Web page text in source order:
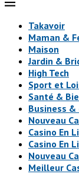
Takavoir
Maman &
Maison
Jardin &
High Tech
Sport et
Santé &
Business &
Nouveau
Casino En
Casino En
Nouveau
Meilleur